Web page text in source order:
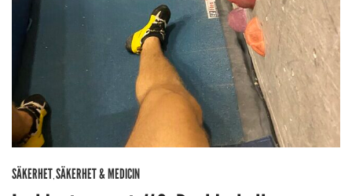
SÄKERHET,SÄKERHET & MEDICIN